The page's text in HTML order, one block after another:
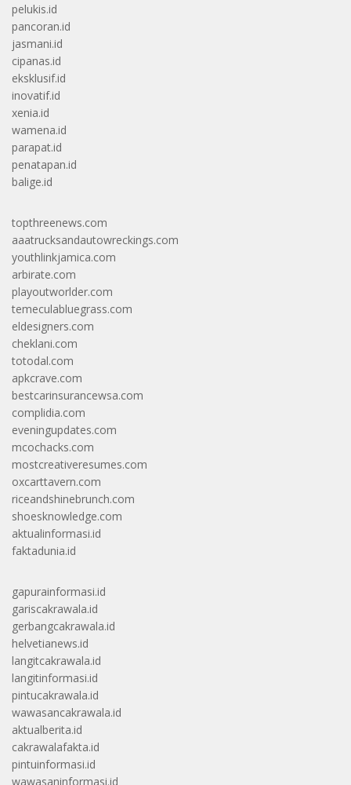
pelukis.id
pancoran.id
jasmani.id
cipanas.id
eksklusif.id
inovatif.id
xenia.id
wamena.id
parapat.id
penatapan.id
balige.id
topthreenews.com
aaatrucksandautowreckings.com
youthlinkjamica.com
arbirate.com
playoutworlder.com
temeculabluegrass.com
eldesigners.com
cheklani.com
totodal.com
apkcrave.com
bestcarinsurancewsa.com
complidia.com
eveningupdates.com
mcochacks.com
mostcreativeresumes.com
oxcarttavern.com
riceandshinebrunch.com
shoesknowledge.com
aktualinformasi.id
faktadunia.id
gapurainformasi.id
gariscakrawala.id
gerbangcakrawala.id
helvetianews.id
langitcakrawala.id
langitinformasi.id
pintucakrawala.id
wawasancakrawala.id
aktualberita.id
cakrawalafakta.id
pintuinformasi.id
wawasaninformasi.id